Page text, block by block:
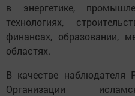
в энергетике,
технологиях,
финансах, образовании,
областях.
В качестве наблюдателя
Организации